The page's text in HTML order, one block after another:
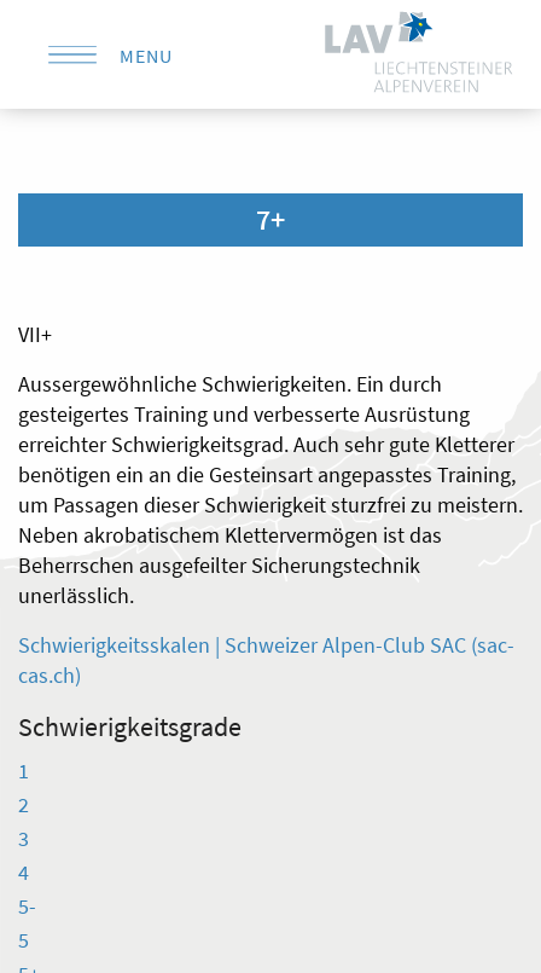
MENU
7+
VII+
Aussergewöhnliche Schwierigkeiten. Ein durch
gesteigertes Training und verbesserte Ausrüstung
erreichter Schwierigkeitsgrad. Auch sehr gute Kletterer
benötigen ein an die Gesteinsart angepasstes Training,
um Passagen dieser Schwierigkeit sturzfrei zu meistern.
Neben akrobatischem Klettervermögen ist das
Beherrschen ausgefeilter Sicherungstechnik
unerlässlich.
Schwierigkeitsskalen | Schweizer Alpen-Club SAC (sac-
cas.ch)
Schwierigkeitsgrade
1
2
3
4
5-
5